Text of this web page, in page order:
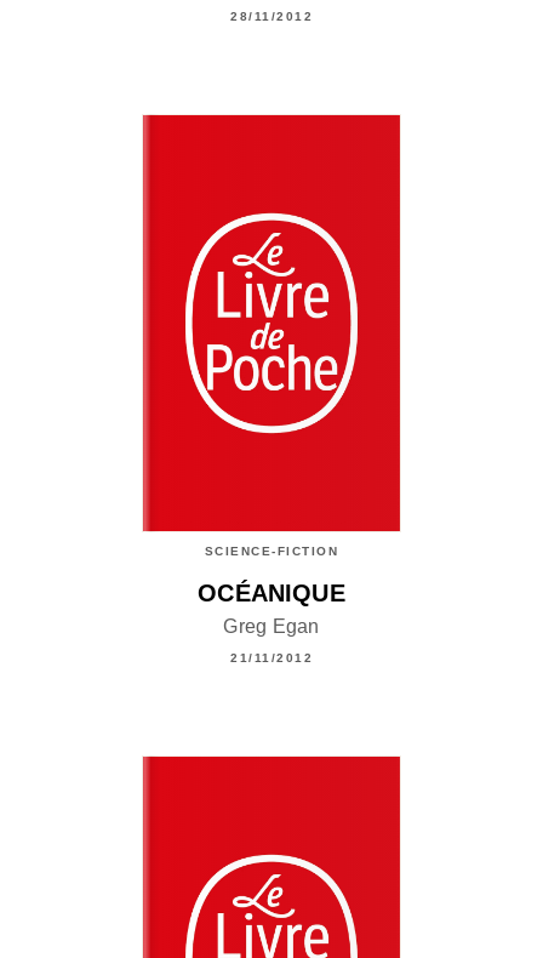
28/11/2012
SCIENCE-FICTION
OCÉANIQUE
Greg Egan
21/11/2012